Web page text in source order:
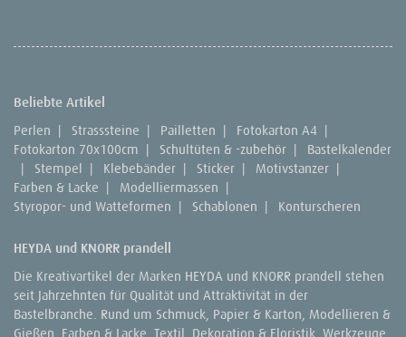
Beliebte Artikel
Perlen | Strasssteine | Pailletten | Fotokarton A4 |
Fotokarton 70x100cm | Schultüten & -zubehör |
Bastelkalender
|
Stempel | Klebebänder | Sticker | Motivstanzer |
Farben & Lacke | Modelliermassen |
Styropor- und Watteformen | Schablonen | Konturscheren
HEYDA und KNORR prandell
Die Kreativartikel der Marken HEYDA und KNORR prandell stehen
seit Jahrzehnten für Qualität und Attraktivität in der
Bastelbranche. Rund um Schmuck, Papier & Karton, Modellieren &
Gießen, Farben & Lacke, Textil, Dekoration & Floristik, Werkzeuge